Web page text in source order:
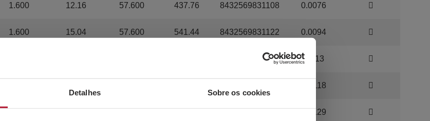
Detalhes Sobre os cookies
1.600 12.16 57.600 437.76 8432569831108 0.0076
1.600 15.04 57.600 541.44 8432569831122 0.0094
8432569831139 0.013
0.0118
0.0129